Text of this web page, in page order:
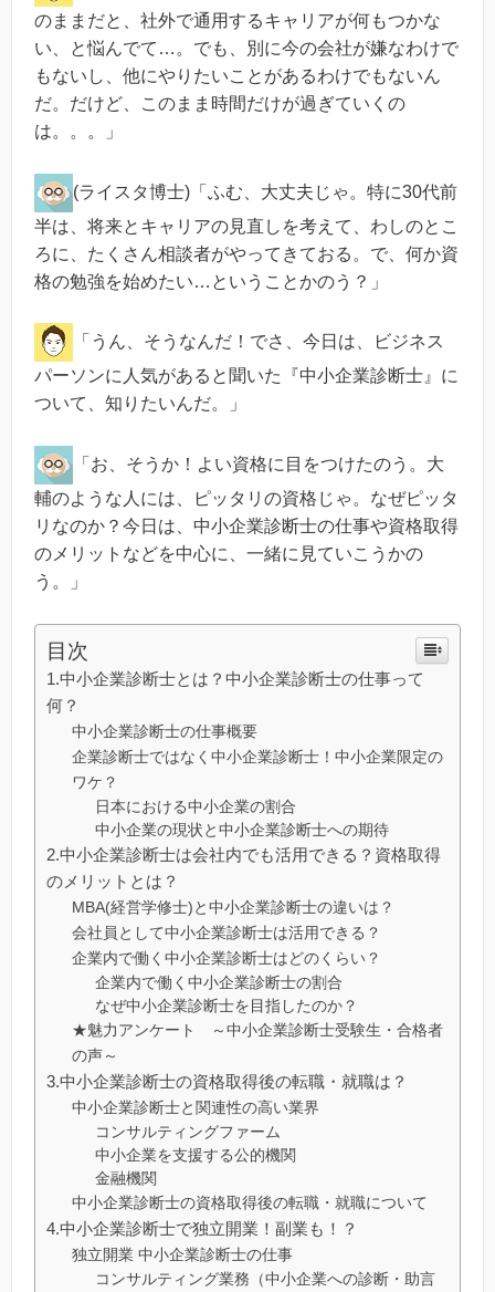
のままだと、社外で通用するキャリアが何もつかな
い、と悩んでて…。でも、別に今の会社が嫌なわけで
もないし、他にやりたいことがあるわけでもないん
だ。だけど、このまま時間だけが過ぎていくの
は。。。」
(ライスタ博士)「ふむ、大丈夫じゃ。特に30代前
半は、将来とキャリアの見直しを考えて、わしのとこ
ろに、たくさん相談者がやってきておる。で、何か資
格の勉強を始めたい…ということかのう？」
「うん、そうなんだ！でさ、今日は、ビジネス
パーソンに人気があると聞いた『中小企業診断士』に
ついて、知りたいんだ。」
「お、そうか！よい資格に目をつけたのう。大
輔のような人には、ピッタリの資格じゃ。なぜピッタ
リなのか？今日は、中小企業診断士の仕事や資格取得
のメリットなどを中心に、一緒に見ていこうかの
う。」
目次
1.中小企業診断士とは？中小企業診断士の仕事って
何？
中小企業診断士の仕事概要
企業診断士ではなく中小企業診断士！中小企業限定の
ワケ？
日本における中小企業の割合
中小企業の現状と中小企業診断士への期待
2.中小企業診断士は会社内でも活用できる？資格取得
のメリットとは？
MBA(経営学修士)と中小企業診断士の違いは？
会社員として中小企業診断士は活用できる？
企業内で働く中小企業診断士はどのくらい？
企業内で働く中小企業診断士の割合
なぜ中小企業診断士を目指したのか？
★魅力アンケート ～中小企業診断士受験生・合格者
の声～
3.中小企業診断士の資格取得後の転職・就職は？
中小企業診断士と関連性の高い業界
コンサルティングファーム
中小企業を支援する公的機関
金融機関
中小企業診断士の資格取得後の転職・就職について
4.中小企業診断士で独立開業！副業も！？
独立開業 中小企業診断士の仕事
コンサルティング業務（中小企業への診断・助言